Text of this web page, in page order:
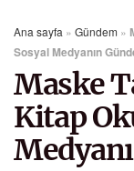
Ana sayfa » Gündem »
Sosyal Medyanın
Maske
Kitap